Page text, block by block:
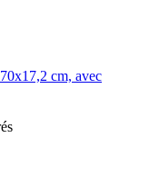
cm, avec